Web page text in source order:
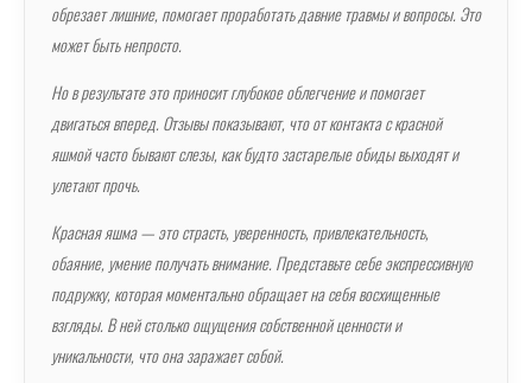
обрезает лишние, помогает проработать давние травмы и вопросы. Это
может быть непросто.
Но в результате это приносит глубокое облегчение и помогает
двигаться вперед. Отзывы показывают, что от контакта с красной
яшмой часто бывают слезы, как будто застарелые обиды выходят и
улетают прочь.
Красная яшма — это страсть, уверенность, привлекательность,
обаяние, умение получать внимание. Представьте себе экспрессивную
подружку, которая моментально обращает на себя восхищенные
взгляды. В ней столько ощущения собственной ценности и
уникальности, что она заражает собой.